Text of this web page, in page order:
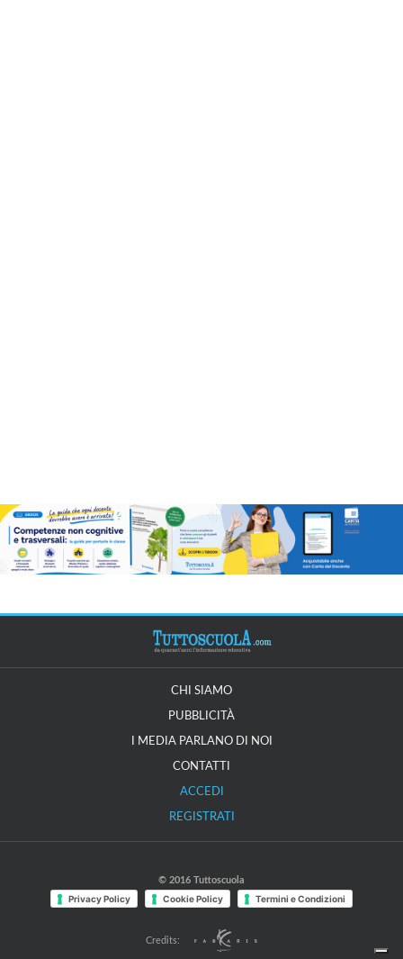
CHI SIAMO
PUBBLICITÀ
I MEDIA PARLANO DI NOI
CONTATTI
ACCEDI
REGISTRATI
© 2016 Tuttoscuola
Privacy Policy Cookie Policy Termini e Condizioni
Credits: